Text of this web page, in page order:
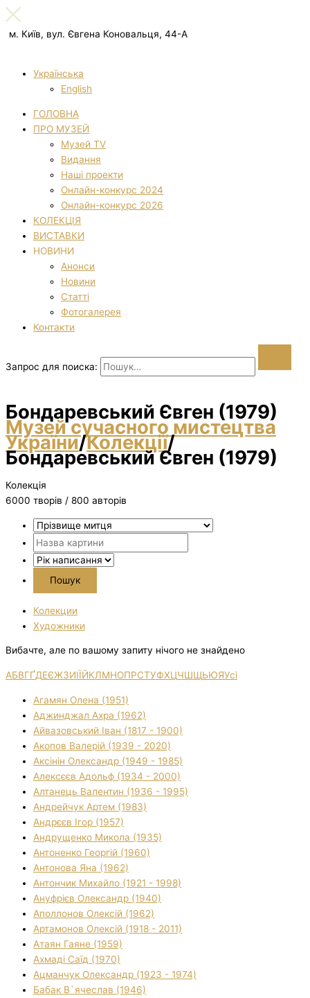
м. Київ, вул. Євгена Коновальця, 44-А
Українська
English
ГОЛОВНА
ПРО МУЗЕЙ
Музей TV
Видання
Наші проекти
Онлайн-конкурс 2024
Онлайн-конкурс 2026
КОЛЕКЦІЯ
ВИСТАВКИ
НОВИНИ
Анонси
Новини
Статті
Фотогалерея
Контакти
Запрос для поиска:
Бондаревський Євген (1979)
Музей сучасного мистецтва
України/Колекції/
Бондаревський Євген (1979)
Колекція
6000 творiв / 800 авторів
Колекции
Художники
Вибачте, але по вашому запиту нічого не знайдено
АБВГҐДЕЄЖЗИІЇЙКЛМНОПРСТУФХЦЧШЩЬЮЯУсі
Агамян Олена (1951)
Аджинджал Ахра (1962)
Айвазовський Іван (1817 - 1900)
Акопов Валерій (1939 - 2020)
Аксінін Олександр (1949 - 1985)
Алексєєв Адольф (1934 - 2000)
Алтанець Валентин (1936 - 1995)
Андрейчук Артем (1983)
Андрєєв Ігор (1957)
Андрущенко Микола (1935)
Антоненко Георгій (1960)
Антонова Яна (1962)
Антончик Михайло (1921 - 1998)
Ануфрієв Олександр (1940)
Аполлонов Олексій (1962)
Артамонов Олексій (1918 - 2011)
Атаян Гаяне (1959)
Ахмаді Саїд (1970)
Ацманчук Олександр (1923 - 1974)
Бабак В`ячеслав (1946)